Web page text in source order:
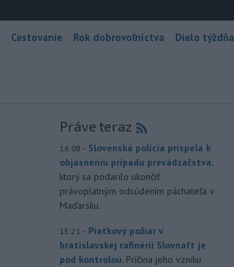
Cestovanie Rok dobrovoľníctva Dielo týždňa
Práve teraz
16:08 - Slovenská polícia prispela k
objasneniu prípadu prevádzačstva,
ktorý sa podarilo ukončiť
právoplatným odsúdením páchateľa v
Maďarsku.
15:21 - Piatkový požiar v
bratislavskej rafinérii Slovnaft je
pod kontrolou. Príčina jeho vzniku